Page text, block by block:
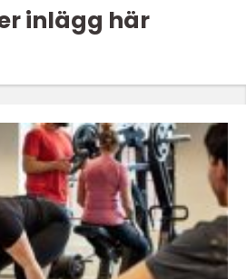
inlägg här